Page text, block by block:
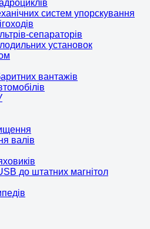
систем упорскування
сепараторів
установок
вантажів
валів
до штатних магнітол